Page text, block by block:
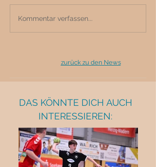
Kommentar verfassen...
zurück zu den News
DAS KÖNNTE DICH AUCH
INTERESSIEREN: